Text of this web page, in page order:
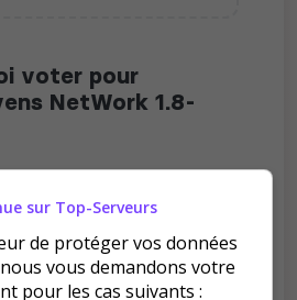
voter pour
NetWork 1.8-
le classement
sur Top-Serveurs
de protéger vos données
vous demandons votre
pour les cas suivants :